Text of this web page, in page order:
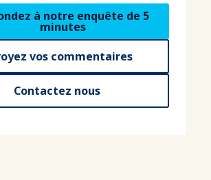
à notre enquête de 5
minutes
vos commentaires
Contactez nous